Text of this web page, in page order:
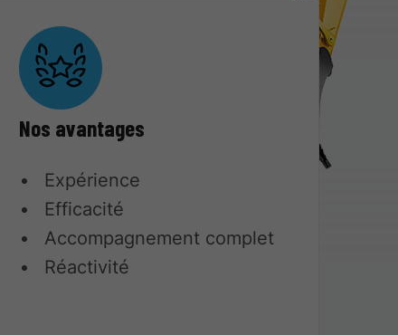
Nos avantages
Expérience
Efficacité
Accompagnement complet
Réactivité